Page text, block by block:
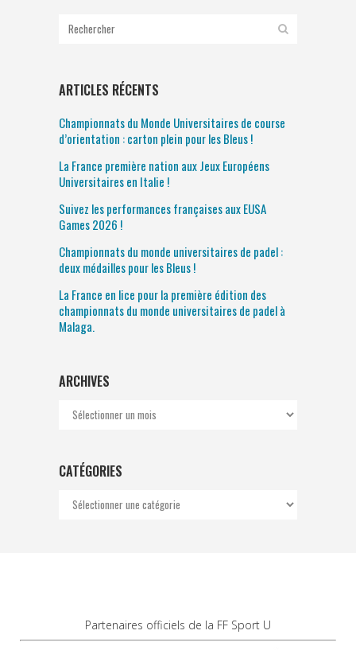
ARTICLES RÉCENTS
Championnats du Monde Universitaires de course
d’orientation : carton plein pour les Bleus !
La France première nation aux Jeux Européens
Universitaires en Italie !
Suivez les performances françaises aux EUSA
Games 2026 !
Championnats du monde universitaires de padel :
deux médailles pour les Bleus !
La France en lice pour la première édition des
championnats du monde universitaires de padel à
Malaga.
ARCHIVES
Archives
CATÉGORIES
Catégories
Partenaires officiels de la FF Sport U